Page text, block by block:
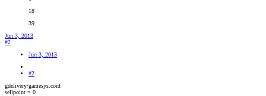
18
39
Jun 3, 2013
#2
Jun 3, 2013
#2
gdelivery/gamesys.conf
sellpoint = 0